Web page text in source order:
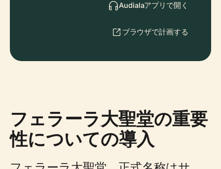
Audialaアプリで開く
ブラウザで計画する
フェラーラ大聖堂の重要
性についての導入